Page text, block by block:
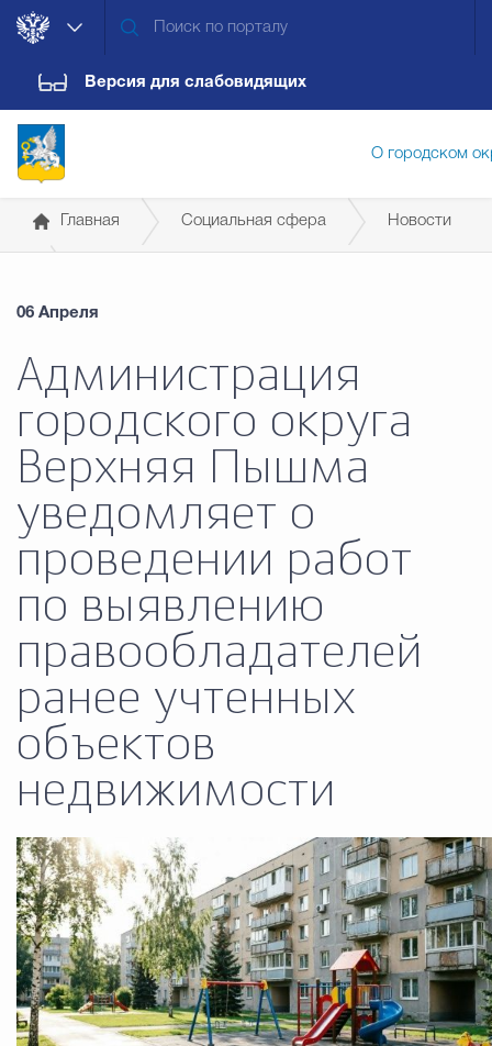
Версия для слабовидящих
О городском
Новости Обращения граждан
Противодействие
Счётная палата Городского
Избирательная
Главная Социальная сфера Новости
06 Апреля
Администрация
городского округа
Верхняя Пышма
уведомляет о
проведении работ
по выявлению
правообладателей
ранее учтенных
объектов
недвижимости